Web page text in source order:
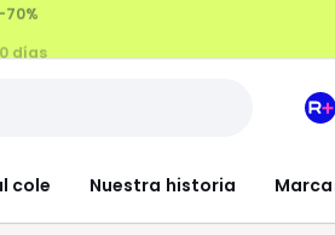
cole Nuestra historia
Mi